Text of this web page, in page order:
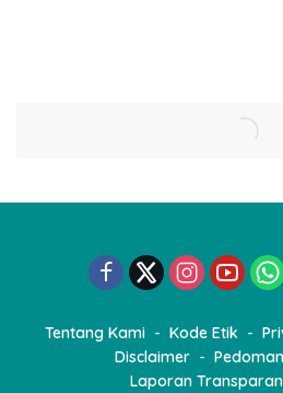
Tentang Kami Kode Etik
Disclaimer
Laporan